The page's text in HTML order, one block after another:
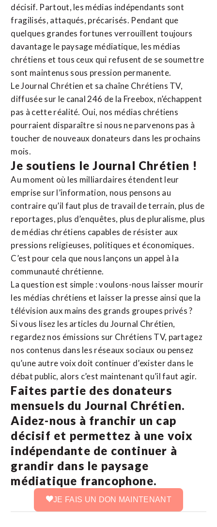
décisif. Partout, les médias indépendants sont
fragilisés, attaqués, précarisés. Pendant que
quelques grandes fortunes verrouillent toujours
davantage le paysage médiatique, les médias
chrétiens et tous ceux qui refusent de se soumettre
sont maintenus sous pression permanente.
Le Journal Chrétien et sa chaîne Chrétiens TV,
diffusée sur le canal 246 de la Freebox, n’échappent
pas à cette réalité. Oui, nos médias chrétiens
pourraient disparaître si nous ne parvenons pas à
toucher de nouveaux donateurs dans les prochains
mois.
Je soutiens le Journal Chrétien !
Au moment où les milliardaires étendent leur
emprise sur l’information, nous pensons au
contraire qu’il faut plus de travail de terrain, plus de
reportages, plus d’enquêtes, plus de pluralisme, plus
de médias chrétiens capables de résister aux
pressions religieuses, politiques et économiques.
C’est pour cela que nous lançons un appel à la
communauté chrétienne.
La question est simple : voulons-nous laisser mourir
les médias chrétiens et laisser la presse ainsi que la
télévision aux mains des grands groupes privés ?
Si vous lisez les articles du Journal Chrétien,
regardez nos émissions sur Chrétiens TV, partagez
nos contenus dans les réseaux sociaux ou pensez
qu’une autre voix doit continuer d’exister dans le
débat public, alors c’est maintenant qu’il faut agir.
Faites partie des donateurs
mensuels du Journal Chrétien.
Aidez-nous à franchir un cap
décisif et permettez à une voix
indépendante de continuer à
grandir dans le paysage
médiatique francophone.
JE FAIS UN DON MAINTENANT